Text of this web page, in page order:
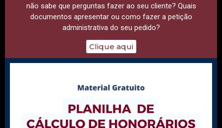
não sabe que perguntas fazer ao seu cliente? Quais
documentos apresentar ou como fazer a petição
administrativa do seu pedido?
Clique aqui